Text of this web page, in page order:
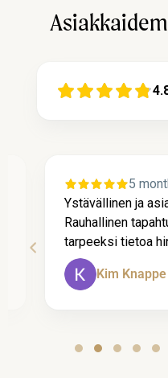
5
Ystävällinen ja
Rauhallinen
tarpeeksi tietoa
Kim Knappe